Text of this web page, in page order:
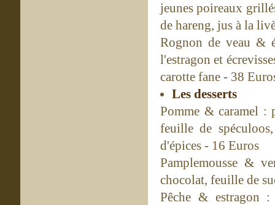
jeunes poireaux
de hareng, jus à la
Rognon de veau &
l'estragon et
carotte fane - 38
Les desserts
Pomme & caramel :
feuille de
d'épices - 16 Euros
Pamplemousse &
chocolat, feuille de
Pêche & estragon